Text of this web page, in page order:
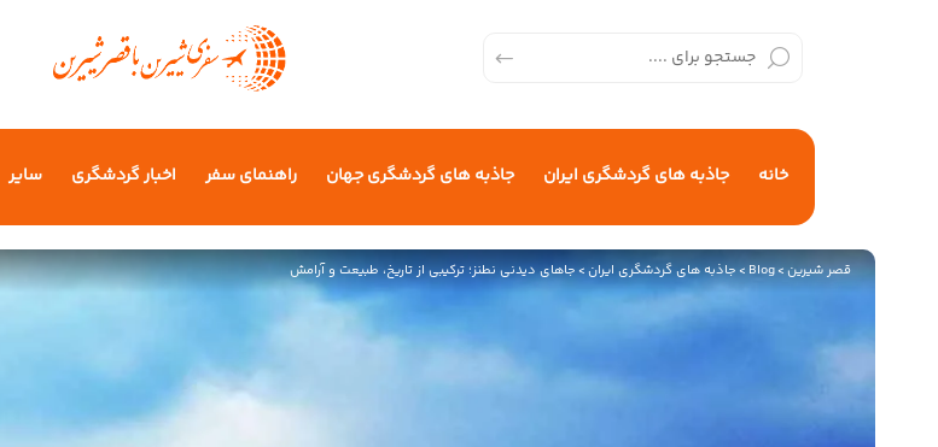
خانه جاذبه های گردشگری ایران جاذبه های گردشگری جهان راهنمای سفر اخبار گردشگری سایر
قصر شیرین>
Blog
>جاذبه های گردشگری ایران>جاهای دیدنی نطنز؛ ترکیبی از تاریخ، طبیعت و آرامش